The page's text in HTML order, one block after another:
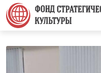
Перейти
основному
содержанию
Основная